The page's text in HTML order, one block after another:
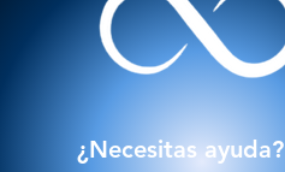
¿Necesitas ayuda?